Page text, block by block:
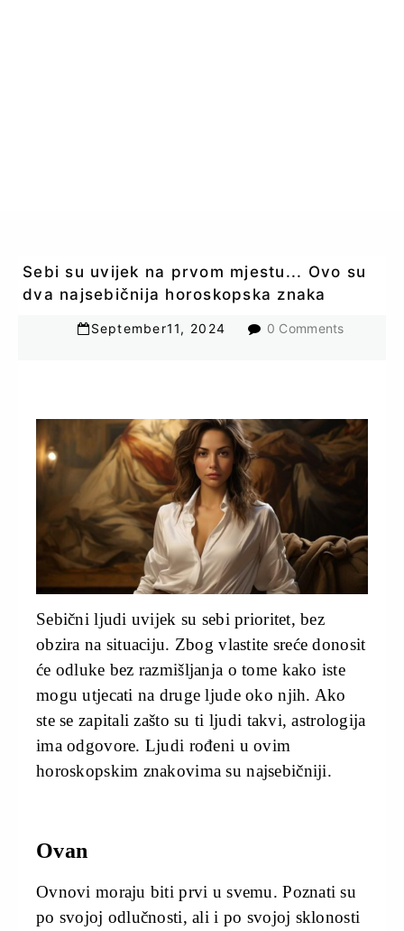
Sebi su uvijek na prvom mjestu... Ovo su
dva najsebičnija horoskopska znaka
September11, 2024 0 Comments
Sebični ljudi uvijek su sebi prioritet, bez
obzira na situaciju. Zbog vlastite sreće donosit
će odluke bez razmišljanja o tome kako iste
mogu utjecati na druge ljude oko njih. Ako
ste se zapitali zašto su ti ljudi takvi, astrologija
ima odgovore. Ljudi rođeni u ovim
horoskopskim znakovima su najsebičniji.
Ovan
Ovnovi moraju biti prvi u svemu. Poznati su
po svojoj odlučnosti, ali i po svojoj sklonosti